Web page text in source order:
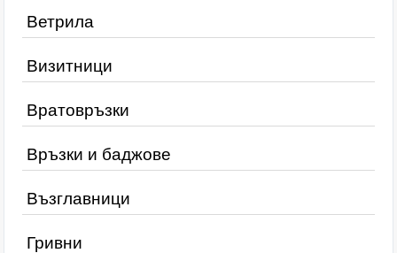
Ветрила
Визитници
Вратовръзки
Връзки и баджове
Възглавници
Гривни